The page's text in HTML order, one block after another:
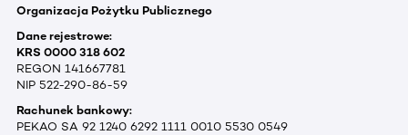
Organizacja Pożytku Publicznego
Dane rejestrowe:
KRS 0000 318 602
REGON 141667781
NIP 522-290-86-59
Rachunek bankowy:
PEKAO SA 92 1240 6292 1111 0010 5530 0549